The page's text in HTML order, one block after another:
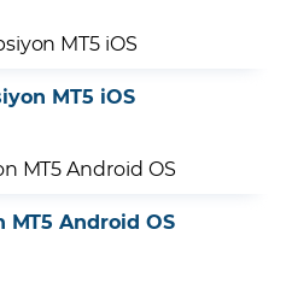
MT5 iOS
MT5 Android OS